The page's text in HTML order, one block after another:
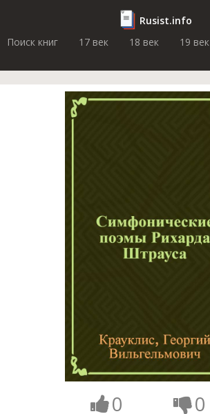
Rusist.info
Поиск книг
17 век 18 век 19 век
0 0